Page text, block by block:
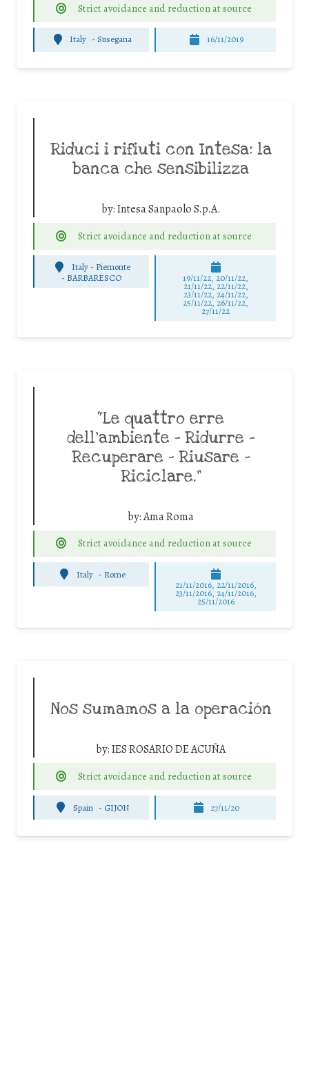
Strict avoidance and reduction at source
Italy -Susegana 16/11/2019
Riduci i rifiuti con Intesa: la
banca che sensibilizza
by:Intesa Sanpaolo S.p.A.
Strict avoidance and reduction at source
Italy - Piemonte
- BARBARESCO 19/11/22, 20/11/22,
21/11/22, 22/11/22,
23/11/22, 24/11/22,
25/11/22, 26/11/22,
27/11/22
“Le quattro erre
dell’ambiente – Ridurre –
Recuperare – Riusare –
Riciclare.”
by:Ama Roma
Strict avoidance and reduction at source
Italy - Rome
21/11/2016, 22/11/2016,
23/11/2016, 24/11/2016,
25/11/2016
Nos sumamos a la operación
by:IES ROSARIO DE ACUÑA
Strict avoidance and reduction at source
Spain - GIJON 27/11/20